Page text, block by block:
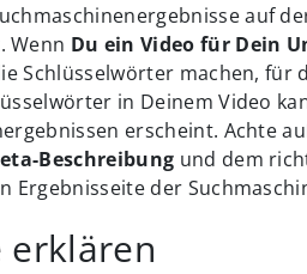
auf
Wenn Du ein Video für Dein
Schlüsselwörter machen, für
in Deinem Video
erscheint. Achte
Beschreibung und dem
Ergebnisseite der
erklären